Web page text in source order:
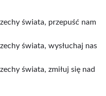
świata, przepuść nam
świata, wysłuchaj nas
świata, zmiłuj się nad